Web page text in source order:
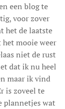
een blog te
voor zover
het de laatste
mooie weer
niet de rust
dat ik nu heel
maar ik vind
is zoveel te
plannetjes wat